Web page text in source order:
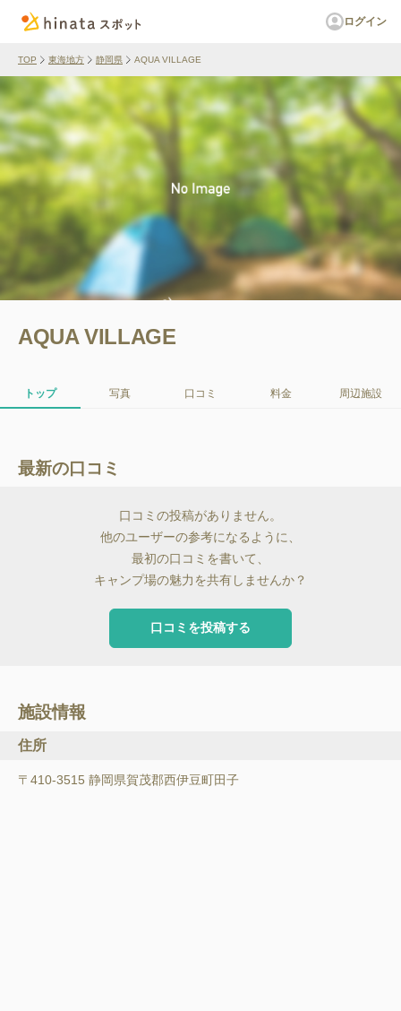
ログイン
TOP 東海地方 静岡県 AQUA VILLAGE
AQUA VILLAGE
トップ 写真 口コミ 料金 周辺施設
最新の口コミ
口コミの投稿がありません。
他のユーザーの参考になるように、
最初の口コミを書いて、
キャンプ場の魅力を共有しませんか？
口コミを投稿する
施設情報
住所
〒410-3515 静岡県賀茂郡西伊豆町田子